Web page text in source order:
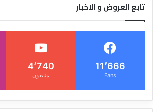
تابع العروض و الاخبار
11٬666
Fans
4٬740
متابعون